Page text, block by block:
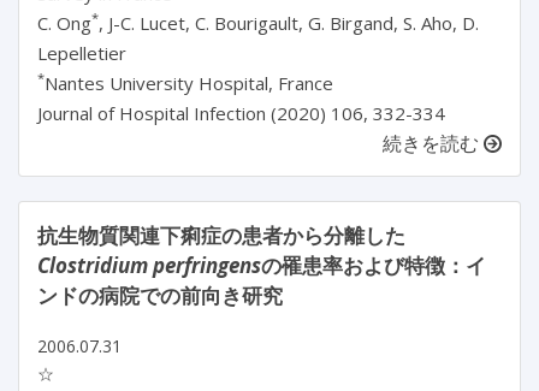
C. Ong*, J-C. Lucet, C. Bourigault, G. Birgand, S. Aho, D.
Lepelletier
*Nantes University Hospital, France
Journal of Hospital Infection (2020) 106, 332-334
続きを読む
抗生物質関連下痢症の患者から分離した
Clostridium perfringensの罹患率および特徴：イ
ンドの病院での前向き研究
2006.07.31
☆